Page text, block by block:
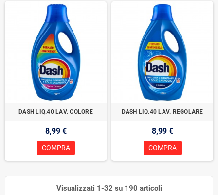
DASH LIQ.40 LAV. COLORE
8,99 €
COMPRA
DASH LIQ.40 LAV. REGOLARE
8,99 €
COMPRA
Visualizzati 1-32 su 190 articoli